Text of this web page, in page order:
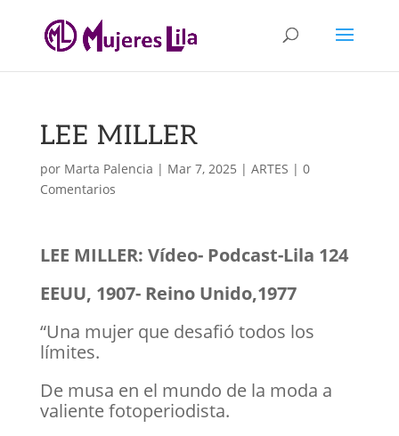
LEE MILLER
por Marta Palencia | Mar 7, 2025 | ARTES | 0
Comentarios
LEE MILLER: Vídeo- Podcast-Lila 124
EEUU, 1907- Reino Unido,1977
“Una mujer que desafió todos los
límites.
De musa en el mundo de la moda a
valiente fotoperiodista.